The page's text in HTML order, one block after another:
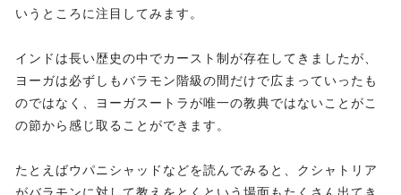
いうところに注目してみます。
インドは長い歴史の中でカースト制が存在してきましたが、
ヨーガは必ずしもバラモン階級の間だけで広まっていったも
のではなく、ヨーガスートラが唯一の教典ではないことがこ
の節から感じ取ることができます。
たとえばウパニシャッドなどを読んでみると、クシャトリア